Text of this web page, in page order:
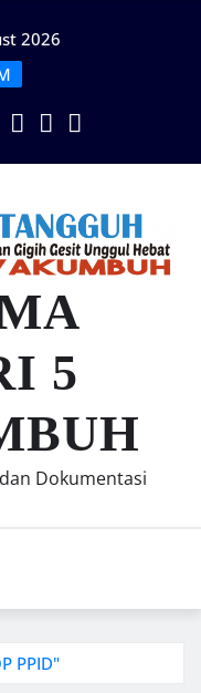
2026
5
Dokumentasi
PPID"